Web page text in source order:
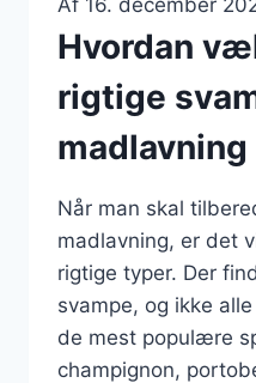
Af 16. december
Hvordan
rigtige
madlavning
Når man skal
madlavning, er det
rigtige typer. Der
svampe, og ikke
de mest populære
champignon,